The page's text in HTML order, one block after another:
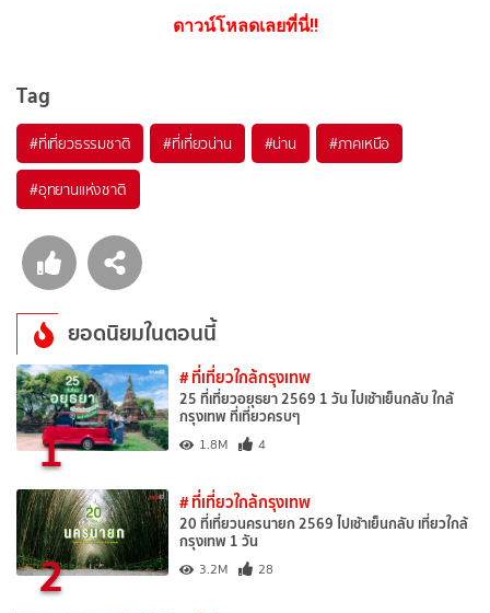
ดาวน์โหลดเลยที่นี่!!
Tag
#ที่เที่ยวธรรมชาติ #ที่เที่ยวน่าน #น่าน #ภาคเหนือ
#อุทยานแห่งชาติ
ยอดนิยมในตอนนี้
1
# ที่เที่ยวใกล้กรุงเทพ
25 ที่เที่ยวอยุธยา 2569 1 วัน ไปเช้าเย็นกลับ ใกล้
กรุงเทพ ที่เที่ยวครบๆ
1.8M 4
2
# ที่เที่ยวใกล้กรุงเทพ
20 ที่เที่ยวนครนายก 2569 ไปเช้าเย็นกลับ เที่ยวใกล้
กรุงเทพ 1 วัน
3.2M 28